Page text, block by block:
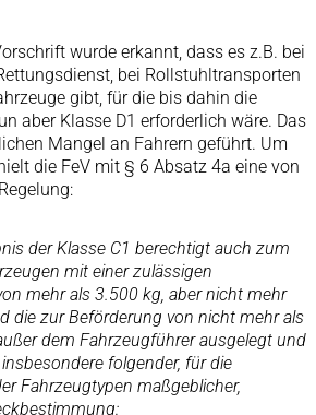
wurde erkannt, dass es z.B. bei
bei Rollstuhltransporten
gibt, für die bis dahin die
aber Klasse D1 erforderlich wäre. Das
Mangel an Fahrern geführt. Um
die FeV mit § 6 Absatz 4a eine von
der Klasse C1 berechtigt auch zum
mit einer zulässigen
mehr als 3.500 kg, aber nicht mehr
die zur Beförderung von nicht mehr als
dem Fahrzeugführer ausgelegt und
folgender, für die
Fahrzeugtypen maßgeblicher,